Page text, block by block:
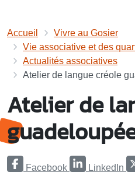
Accueil
Vivre au Gosier
Vie associative et des
Actualités associatives
Atelier de langue créole
Atelier de
Facebook LinkedIn